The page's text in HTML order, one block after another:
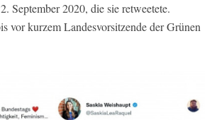
September 2020, die sie retweetete.
vor kurzem Landesvorsitzende der Grünen